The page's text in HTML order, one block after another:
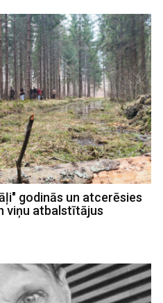
godinās un atcerēsies
viņu atbalstītājus